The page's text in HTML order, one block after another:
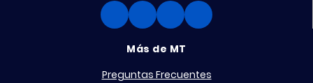
Más de MT
Preguntas Frecuentes